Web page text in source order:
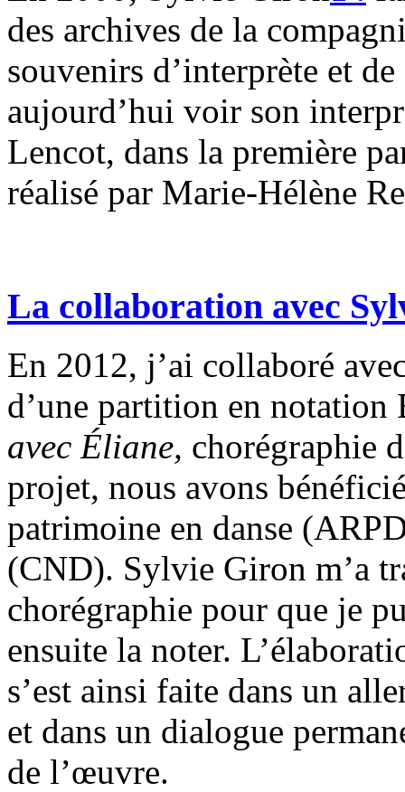
des archives de la
souvenirs d’interprète et
aujourd’hui voir son
Lencot, dans la première
réalisé par Marie-Hélène
La collaboration avec
En 2012, j’ai collaboré
d’une partition en notation
avec Éliane, chorégraphie
projet, nous avons
patrimoine en danse
(CND). Sylvie Giron m’a
chorégraphie pour que je
ensuite la noter.
s’est ainsi faite dans un
et dans un dialogue
de l’œuvre.